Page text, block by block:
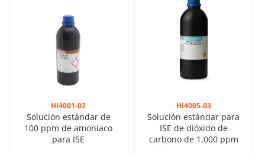
HI4001-02
Solución estándar de
100 ppm de amoníaco
para ISE
HI4005-03
Solución estándar para
ISE de dióxido de
carbono de 1,000 ppm